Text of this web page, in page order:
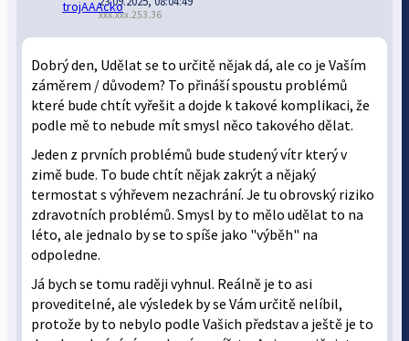
xxx.xxx.253.36
Dobrý den, Udělat se to určitě nějak dá, ale co je Vaším
záměrem / důvodem? To přináší spoustu problémů
které bude chtít vyřešit a dojde k takové komplikaci, že
podle mě to nebude mít smysl něco takového dělat.
Jeden z prvních problémů bude studený vítr který v
zimě bude. To bude chtít nějak zakrýt a nějaký
termostat s výhřevem nezachrání. Je tu obrovský riziko
zdravotních problémů. Smysl by to mělo udělat to na
léto, ale jednalo by se to spíše jako "výběh" na
odpoledne.
Já bych se tomu raději vyhnul. Reálně je to asi
proveditelné, ale výsledek by se Vám určitě nelíbil,
protože by to nebylo podle Vašich představ a ještě je to